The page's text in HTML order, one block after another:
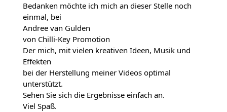
Bedanken möchte ich mich an dieser Stelle noch
einmal, bei
Andree van Gulden
von Chilli-Key Promotion
Der mich, mit vielen kreativen Ideen, Musik und
Effekten
bei der Herstellung meiner Videos optimal
unterstützt.
Sehen Sie sich die Ergebnisse einfach an.
Viel Spaß.